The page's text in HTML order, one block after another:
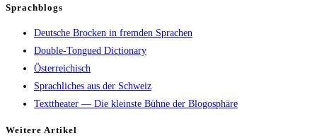
Sprachblogs
Deutsche Brocken in fremden Sprachen
Double-Tongued Dictionary
Österreichisch
Sprachliches aus der Schweiz
Texttheater — Die kleinste Bühne der Blogosphäre
Wei­te­re Artikel